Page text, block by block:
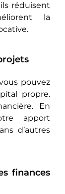
réduisent
la
pouvez
propre.
En
apport
d’autres
finances